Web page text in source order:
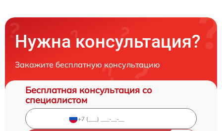
Нужна консультация?
Закажите бесплатную консультацию
Бесплатная консультация со
специалистом